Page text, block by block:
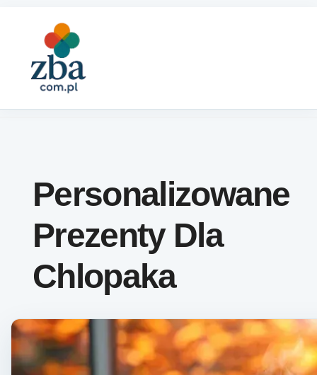
Personalizowane
Prezenty Dla
Chlopaka